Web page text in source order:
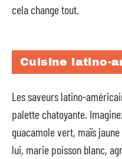
cela change tout.
Cuisine latino-
Les saveurs latino-
palette chatoyante.
guacamole vert, maïs
lui, marie poisson blanc,